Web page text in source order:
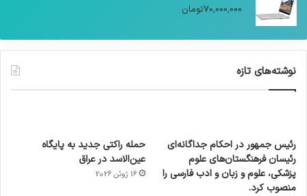
70,000,000تومان
نوشته‌های تازه
رئیس جمهور در احکام جداگانه‌ای
رئیسان فرهنگستان‌های علوم
پزشکی، علوم و زبان و ادب فارسی را
منصوب کرد.
حمله راکتی جدید به پایگاه
عین‌الاسد در عراق
16 ژوئن 2026